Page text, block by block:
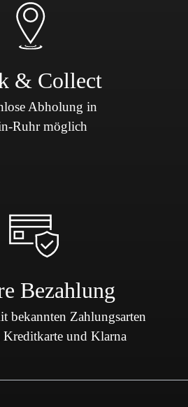
& Collect
Abholung in
Ruhr möglich
Bezahlung
bekannten Zahlungsarten
Kreditkarte und Klarna